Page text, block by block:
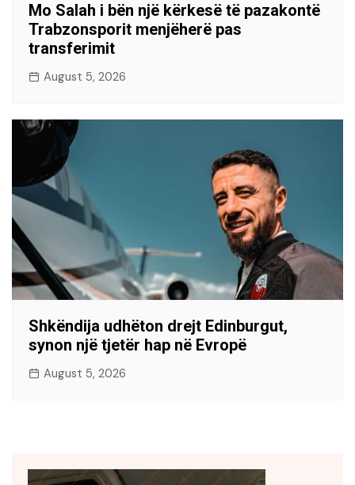
Mo Salah i bën një kërkesë të pazakontë
Trabzonsporit menjëherë pas
transferimit
August 5, 2026
Shkëndija udhëton drejt Edinburgut,
synon një tjetër hap në Evropë
August 5, 2026